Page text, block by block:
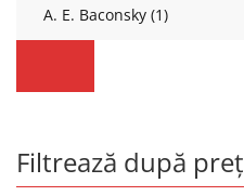
Filtrează după preț